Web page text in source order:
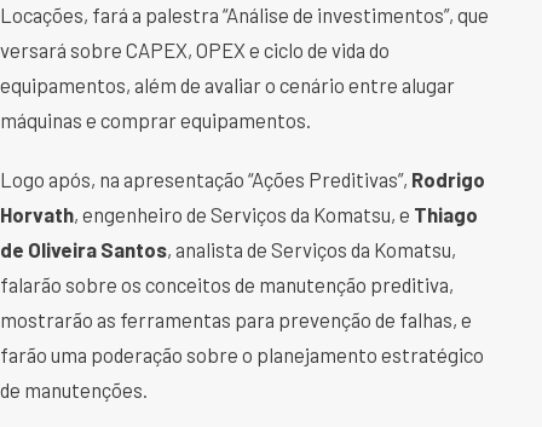
Locações, fará a palestra “Análise de investimentos”, que
versará sobre CAPEX, OPEX e ciclo de vida do
equipamentos, além de avaliar o cenário entre alugar
máquinas e comprar equipamentos.
Logo após, na apresentação “Ações Preditivas”, Rodrigo
Horvath, engenheiro de Serviços da Komatsu, e Thiago
de Oliveira Santos, analista de Serviços da Komatsu,
falarão sobre os conceitos de manutenção preditiva,
mostrarão as ferramentas para prevenção de falhas, e
farão uma poderação sobre o planejamento estratégico
de manutenções.